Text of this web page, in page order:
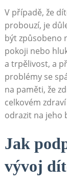
V případě, že
probouzí, je
být způsobeno
pokoji nebo
a trpělivost, a
problémy se
na paměti, že
celkovém
odrazit na jeho
Jak
vývoj